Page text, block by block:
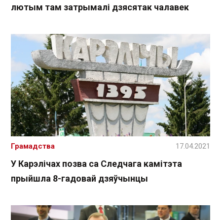
лютым там затрымалі дзясятак чалавек
У Карэлічах позва са Следчага камітэта
прыйшла 8-гадовай дзяўчынцы
Грамадства 17.04.2021